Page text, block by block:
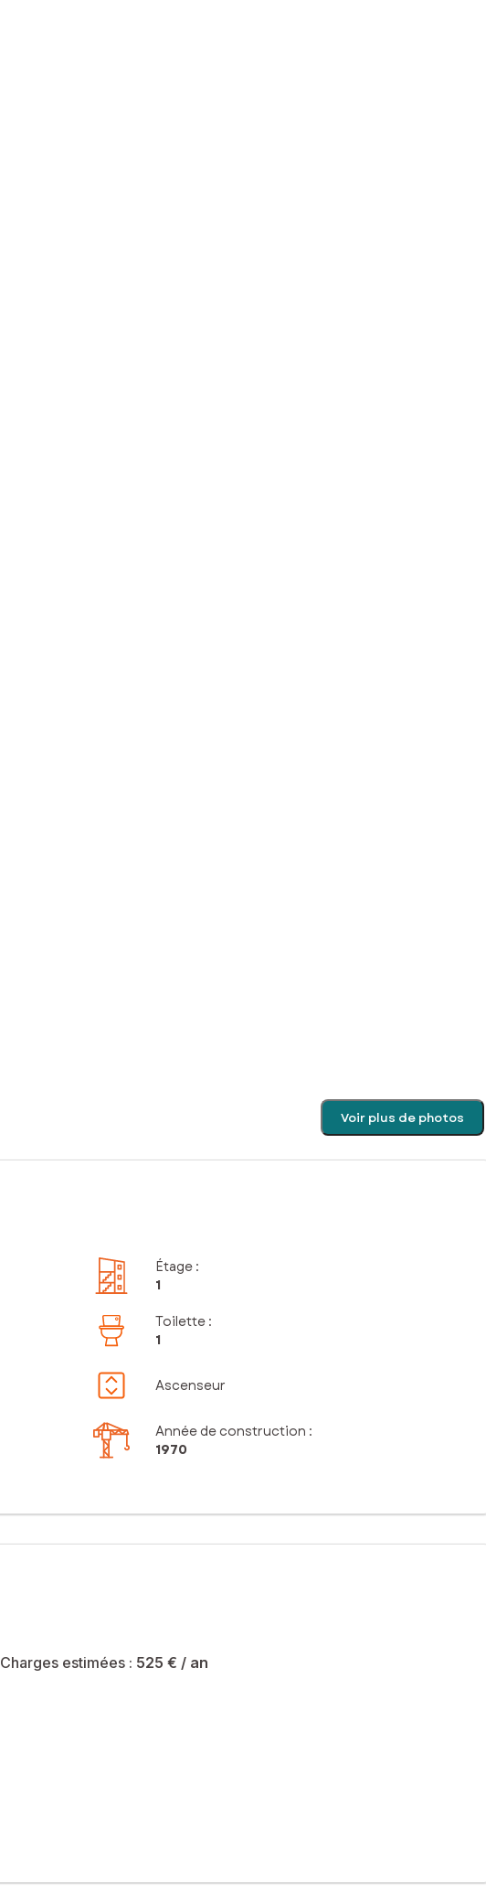
Voir plus de photos
Étage :
1
Toilette :
1
Ascenseur
Année de construction :
1970
Charges estimées : 525 € / an